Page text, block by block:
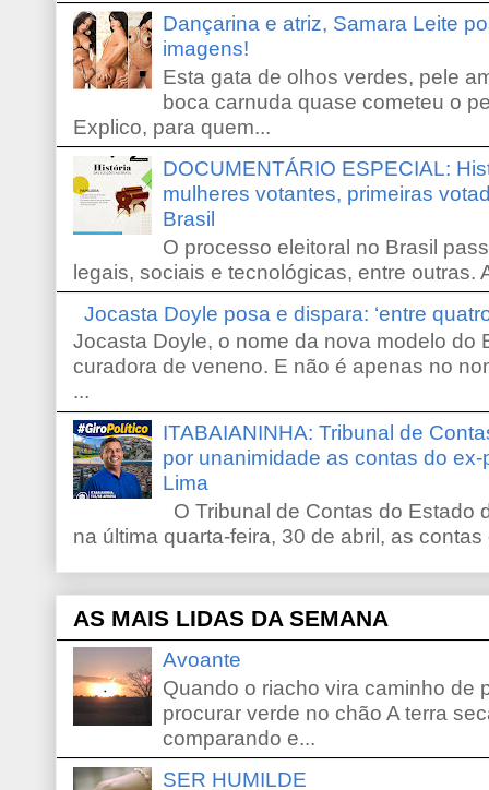
Dançarina e atriz, Samara Leite
imagens!
Esta gata de olhos verdes, pele
boca carnuda quase cometeu o
Explico, para quem...
DOCUMENTÁRIO ESPECIAL:
mulheres votantes, primeiras
Brasil
O processo eleitoral no Brasil
legais, sociais e tecnológicas, entre outras.
Jocasta Doyle posa e dispara: ‘entre
Jocasta Doyle, o nome da nova modelo do
curadora de veneno. E não é apenas no
...
ITABAIANINHA: Tribunal de
por unanimidade as contas do
Lima
O Tribunal de Contas do Estado
na última quarta-feira, 30 de abril, as
AS MAIS LIDAS DA SEMANA
Avoante
Quando o riacho vira caminho de
procurar verde no chão A terra
comparando e...
SER HUMILDE